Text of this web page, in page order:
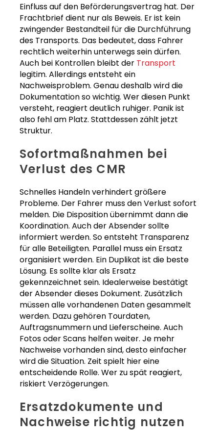
Einfluss auf den Beförderungsvertrag hat. Der
Frachtbrief dient nur als Beweis. Er ist kein
zwingender Bestandteil für die Durchführung
des Transports. Das bedeutet, dass Fahrer
rechtlich weiterhin unterwegs sein dürfen.
Auch bei Kontrollen bleibt der Transport
legitim. Allerdings entsteht ein
Nachweisproblem. Genau deshalb wird die
Dokumentation so wichtig. Wer diesen Punkt
versteht, reagiert deutlich ruhiger. Panik ist
also fehl am Platz. Stattdessen zählt jetzt
Struktur.
Sofortmaßnahmen bei
Verlust des CMR
Schnelles Handeln verhindert größere
Probleme. Der Fahrer muss den Verlust sofort
melden. Die Disposition übernimmt dann die
Koordination. Auch der Absender sollte
informiert werden. So entsteht Transparenz
für alle Beteiligten. Parallel muss ein Ersatz
organisiert werden. Ein Duplikat ist die beste
Lösung. Es sollte klar als Ersatz
gekennzeichnet sein. Idealerweise bestätigt
der Absender dieses Dokument. Zusätzlich
müssen alle vorhandenen Daten gesammelt
werden. Dazu gehören Tourdaten,
Auftragsnummern und Lieferscheine. Auch
Fotos oder Scans helfen weiter. Je mehr
Nachweise vorhanden sind, desto einfacher
wird die Situation. Zeit spielt hier eine
entscheidende Rolle. Wer zu spät reagiert,
riskiert Verzögerungen.
Ersatzdokumente und
Nachweise richtig nutzen